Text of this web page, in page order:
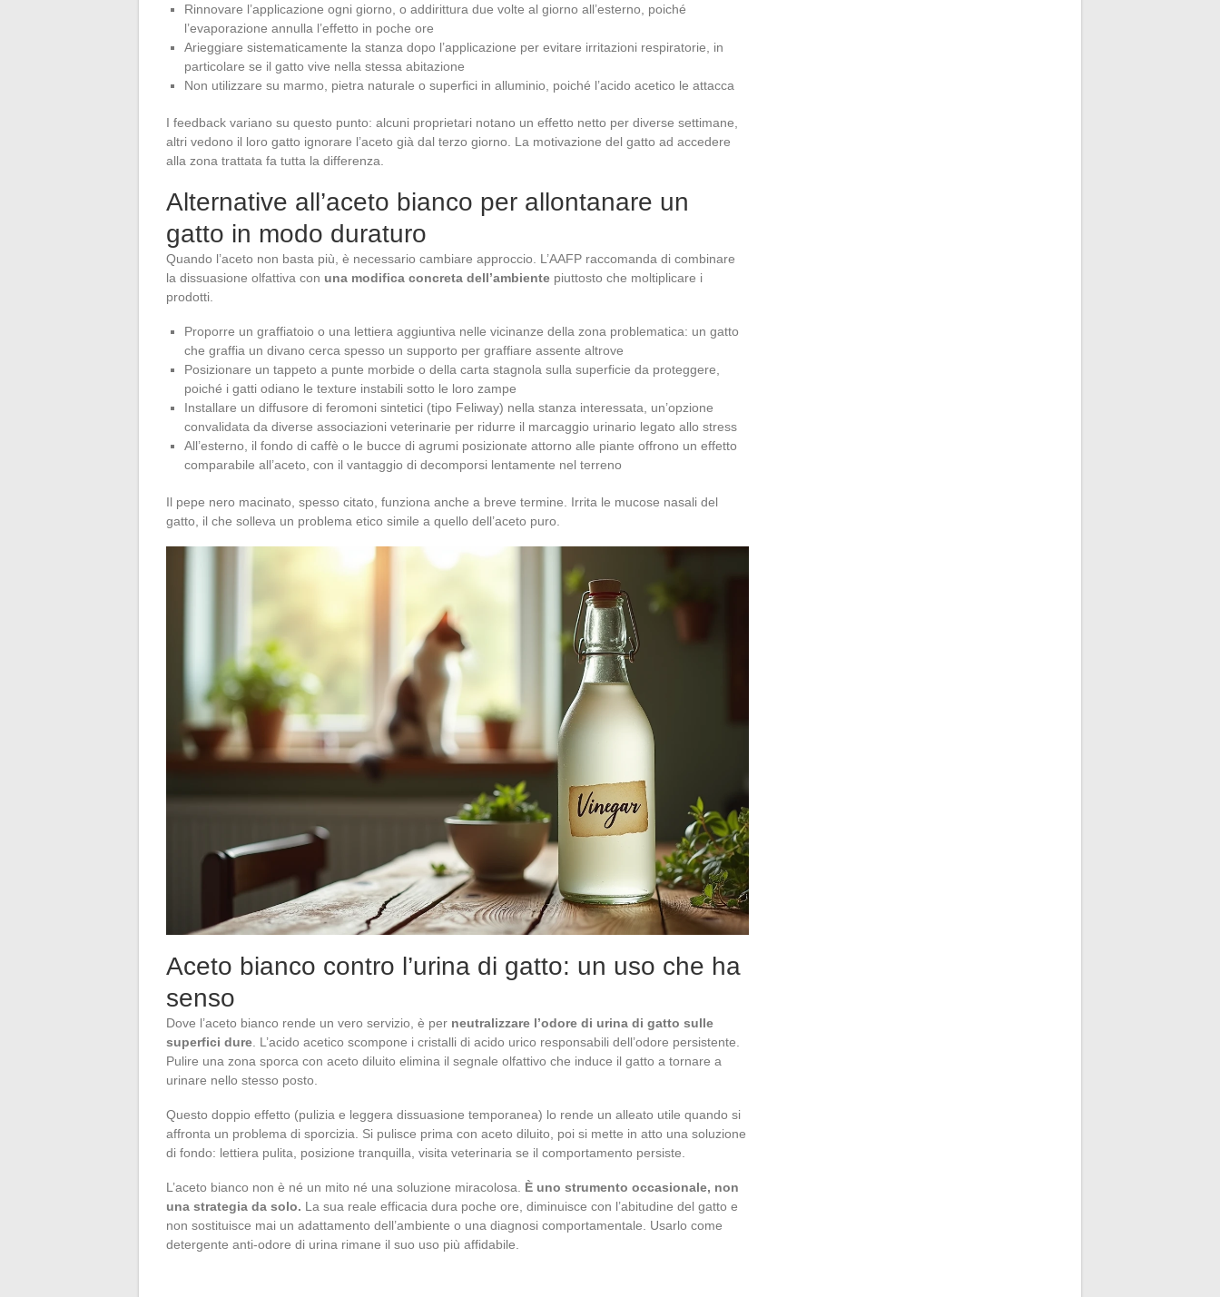
Rinnovare l’applicazione ogni giorno, o addirittura due volte al giorno all’esterno, poiché
l’evaporazione annulla l’effetto in poche ore
Arieggiare sistematicamente la stanza dopo l’applicazione per evitare irritazioni respiratorie, in
particolare se il gatto vive nella stessa abitazione
Non utilizzare su marmo, pietra naturale o superfici in alluminio, poiché l’acido acetico le attacca
I feedback variano su questo punto: alcuni proprietari notano un effetto netto per diverse settimane,
altri vedono il loro gatto ignorare l’aceto già dal terzo giorno. La motivazione del gatto ad accedere
alla zona trattata fa tutta la differenza.
Alternative all’aceto bianco per allontanare un
gatto in modo duraturo
Quando l’aceto non basta più, è necessario cambiare approccio. L’AAFP raccomanda di combinare
la dissuasione olfattiva con una modifica concreta dell’ambiente piuttosto che moltiplicare i
prodotti.
Proporre un graffiatoio o una lettiera aggiuntiva nelle vicinanze della zona problematica: un gatto
che graffia un divano cerca spesso un supporto per graffiare assente altrove
Posizionare un tappeto a punte morbide o della carta stagnola sulla superficie da proteggere,
poiché i gatti odiano le texture instabili sotto le loro zampe
Installare un diffusore di feromoni sintetici (tipo Feliway) nella stanza interessata, un’opzione
convalidata da diverse associazioni veterinarie per ridurre il marcaggio urinario legato allo stress
All’esterno, il fondo di caffè o le bucce di agrumi posizionate attorno alle piante offrono un effetto
comparabile all’aceto, con il vantaggio di decomporsi lentamente nel terreno
Il pepe nero macinato, spesso citato, funziona anche a breve termine. Irrita le mucose nasali del
gatto, il che solleva un problema etico simile a quello dell’aceto puro.
Aceto bianco contro l’urina di gatto: un uso che ha
senso
Dove l’aceto bianco rende un vero servizio, è per neutralizzare l’odore di urina di gatto sulle
superfici dure . L’acido acetico scompone i cristalli di acido urico responsabili dell’odore persistente.
Pulire una zona sporca con aceto diluito elimina il segnale olfattivo che induce il gatto a tornare a
urinare nello stesso posto.
Questo doppio effetto (pulizia e leggera dissuasione temporanea) lo rende un alleato utile quando si
affronta un problema di sporcizia. Si pulisce prima con aceto diluito, poi si mette in atto una soluzione
di fondo: lettiera pulita, posizione tranquilla, visita veterinaria se il comportamento persiste.
L’aceto bianco non è né un mito né una soluzione miracolosa. È uno strumento occasionale, non
una strategia da solo. La sua reale efficacia dura poche ore, diminuisce con l’abitudine del gatto e
non sostituisce mai un adattamento dell’ambiente o una diagnosi comportamentale. Usarlo come
detergente anti-odore di urina rimane il suo uso più affidabile.